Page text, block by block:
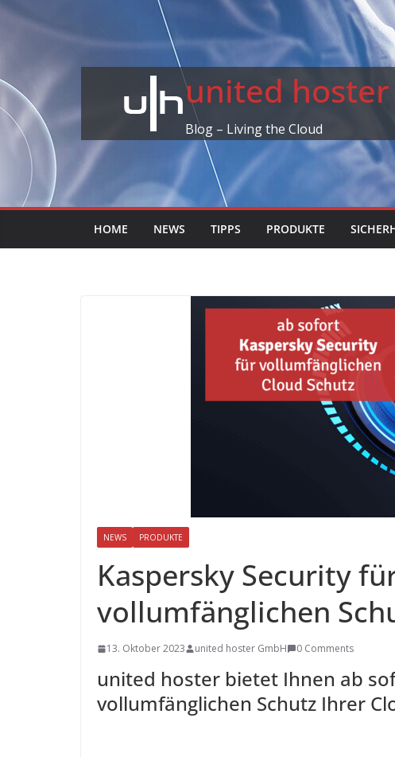
Skip
united hoster
Blog – Living the Cloud
HOME NEWS TIPPS PRODUKTE
NEWS PRODUKTE
Kaspersky Security
vollumfänglichen
13. Oktober 2023 united hoster GmbH 0 Comments
united hoster bietet Ihnen ab
vollumfänglichen Schutz Ihrer